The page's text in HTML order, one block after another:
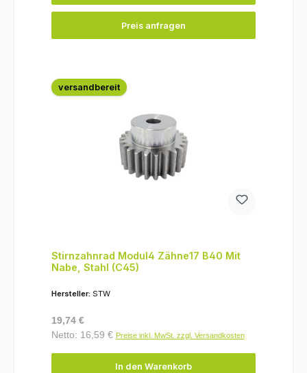
Preis anfragen
versandbereit
Stirnzahnrad Modul4 Zähne17 B40 Mit
Nabe, Stahl (C45)
Hersteller: STW
Regulärer Preis:
19,74 €
Netto: 16,59 € Preise inkl. MwSt. zzgl. Versandkosten
In den Warenkorb